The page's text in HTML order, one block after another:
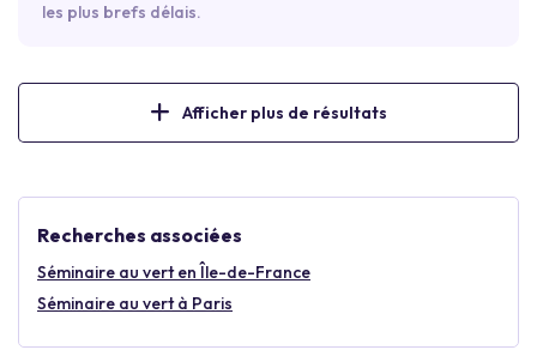
Recherches associées
Séminaire au vert en Île-de-France
Séminaire au vert à Paris
les plus brefs délais.
Afficher plus de résultats